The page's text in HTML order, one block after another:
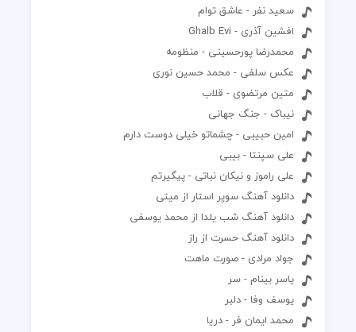
سعید نفر - عاشق توام
افشین آذری - Ghalb Evi
محمدرضا پورحسینی - منظومه
عکس سلفی - محمد حسین نوری
متین مرتضوی - قلاب
نیباک - جنگ جهانی
امین حبیبی - چشماتو خیلی دوست دارم
علی سپنتا - بیبی
علی راموز و نیکان نباتی - پیگیرتم
دانلود آهنگ سوپر استار از میتی
دانلود آهنگ شب یلدا از محمد یوسفی
دانلود آهنگ حسرت از راز
جواد مرادی - صورت ماهت
یاسر بینام - سر
یوسف وفا - دلبر
محمد ایمان فر - دریا